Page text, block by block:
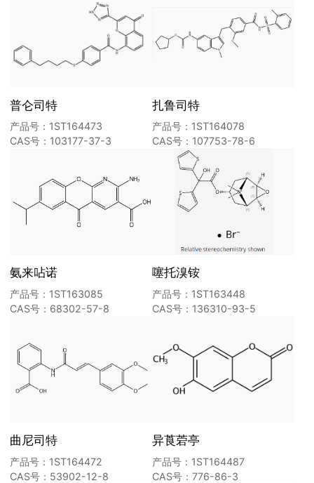
普仑司特
产品号：1ST164473
CAS号：103177-37-3
扎鲁司特
产品号：1ST164078
CAS号：107753-78-6
氨来呫诺
产品号：1ST163085
CAS号：68302-57-8
噻托溴铵
产品号：1ST163448
CAS号：136310-93-5
曲尼司特
产品号：1ST164472
CAS号：53902-12-8
异莨菪亭
产品号：1ST164487
CAS号：776-86-3